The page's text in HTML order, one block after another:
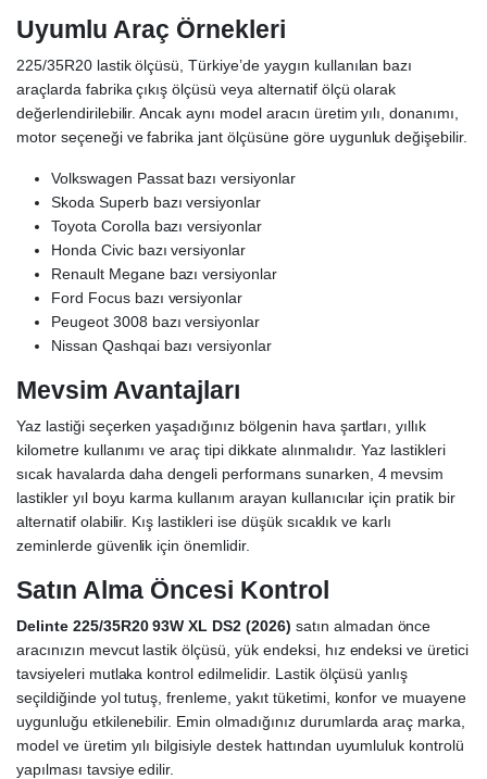
Uyumlu Araç Örnekleri
225/35R20 lastik ölçüsü, Türkiye’de yaygın kullanılan bazı
araçlarda fabrika çıkış ölçüsü veya alternatif ölçü olarak
değerlendirilebilir. Ancak aynı model aracın üretim yılı, donanımı,
motor seçeneği ve fabrika jant ölçüsüne göre uygunluk değişebilir.
Volkswagen Passat bazı versiyonlar
Skoda Superb bazı versiyonlar
Toyota Corolla bazı versiyonlar
Honda Civic bazı versiyonlar
Renault Megane bazı versiyonlar
Ford Focus bazı versiyonlar
Peugeot 3008 bazı versiyonlar
Nissan Qashqai bazı versiyonlar
Mevsim Avantajları
Yaz lastiği seçerken yaşadığınız bölgenin hava şartları, yıllık
kilometre kullanımı ve araç tipi dikkate alınmalıdır. Yaz lastikleri
sıcak havalarda daha dengeli performans sunarken, 4 mevsim
lastikler yıl boyu karma kullanım arayan kullanıcılar için pratik bir
alternatif olabilir. Kış lastikleri ise düşük sıcaklık ve karlı
zeminlerde güvenlik için önemlidir.
Satın Alma Öncesi Kontrol
Delinte 225/35R20 93W XL DS2 (2026) satın almadan önce
aracınızın mevcut lastik ölçüsü, yük endeksi, hız endeksi ve üretici
tavsiyeleri mutlaka kontrol edilmelidir. Lastik ölçüsü yanlış
seçildiğinde yol tutuş, frenleme, yakıt tüketimi, konfor ve muayene
uygunluğu etkilenebilir. Emin olmadığınız durumlarda araç marka,
model ve üretim yılı bilgisiyle destek hattından uyumluluk kontrolü
yapılması tavsiye edilir.